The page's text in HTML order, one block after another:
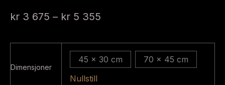
kr 3 675 – kr 5 355
675
til
Dimensjoner
45 x 30 cm
70 x 45 cm
Nullstill